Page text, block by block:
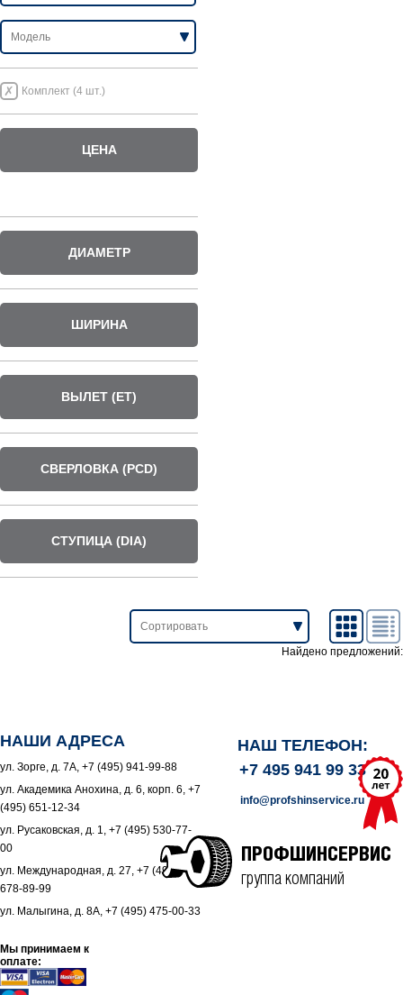
Комплект (4 шт.)
ЦЕНА
ДИАМЕТР
ШИРИНА
ВЫЛЕТ (ET)
СВЕРЛОВКА (PCD)
СТУПИЦА (DIA)
Найдено предложений:
НАШИ АДРЕСА
ул. Зорге, д. 7А, +7 (495) 941-99-88
ул. Академика Анохина, д. 6, корп. 6, +7
(495) 651-12-34
ул. Русаковская, д. 1, +7 (495) 530-77-
00
ул. Международная, д. 27, +7 (495)
678-89-99
ул. Малыгина, д. 8А, +7 (495) 475-00-33
Мы принимаем к
оплате:
НАШ ТЕЛЕФОН:
+7 495 941 99 33
info@profshinservice.ru
ПРОФШИНСЕРВИС
группа компаний